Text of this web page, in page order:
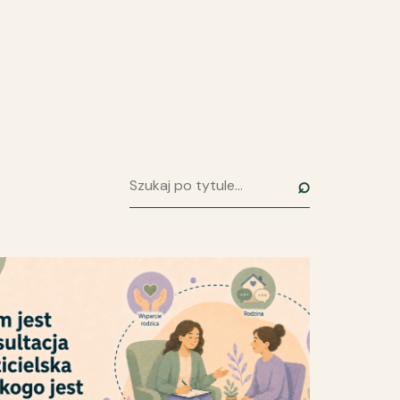
Szukaj artykułu ⌕